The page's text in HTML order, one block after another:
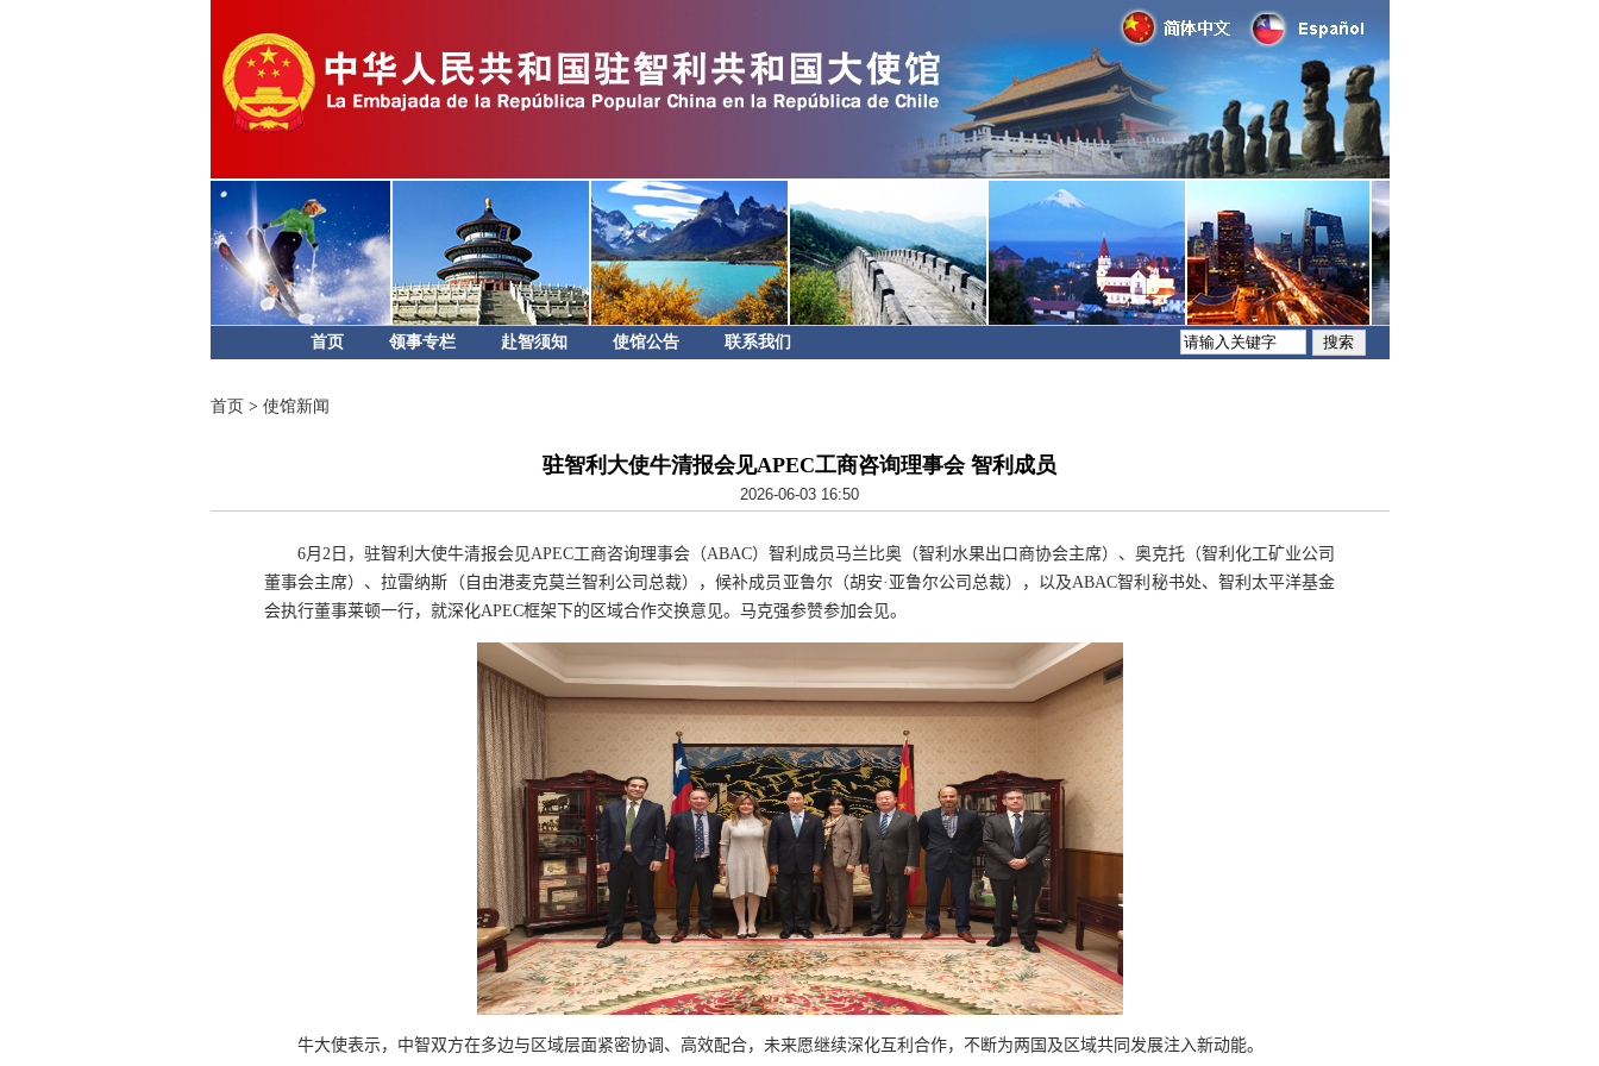
首页 领事专栏 赴智须知 使馆公告 联系我们
首页 > 使馆新闻
驻智利大使牛清报会见APEC工商咨询理事会 智利成员
2026-06-03 16:50
6月 2 日，驻智利大使牛清报会见APEC工商咨询理事会（ABAC）智利成员马兰比奥（智利水果出口商协会主席）、奥克托（智利化工矿业公司
董事会主席）、拉雷纳斯（自由港麦克莫兰智利公司总裁），候补成员亚鲁尔（胡安· 亚鲁尔公司总裁），以及ABAC智利秘书处、智利太平洋基金
会执行董事莱顿一行，就深化APEC框架下的区域合作交换意见。马克强参赞参加会见。
牛大使表示，中智双方在多边与区域层面紧密协调、高效配合，未来愿继续深化互利合作，不断为两国及区域共同发展注入新动能。